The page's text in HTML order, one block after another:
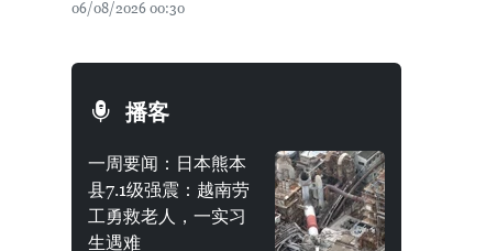
06/08/2026 00:30
播客
一周要闻：日本熊本
县7.1级强震：越南劳
工勇救老人，一实习
生遇难